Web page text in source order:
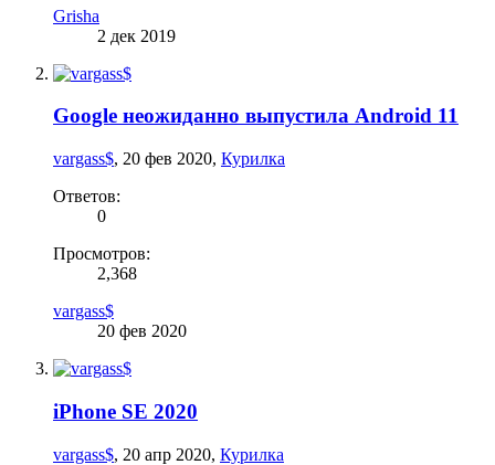
Grisha
2 дек 2019
Google неожиданно выпустила Android 11
vargass$, 20 фев 2020, Курилка
Ответов:
0
Просмотров:
2,368
vargass$
20 фев 2020
iPhone SE 2020
vargass$, 20 апр 2020, Курилка